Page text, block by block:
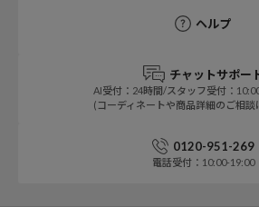
ヘルプ
チャットサポー
AI受付：24時間/スタッフ受付：
(コーディネートや商品詳細のご相談
0120-951-269
電話受付：10:00-19:00